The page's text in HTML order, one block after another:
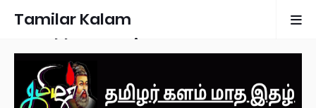
Tamilar Kalam
Monthly Magazine